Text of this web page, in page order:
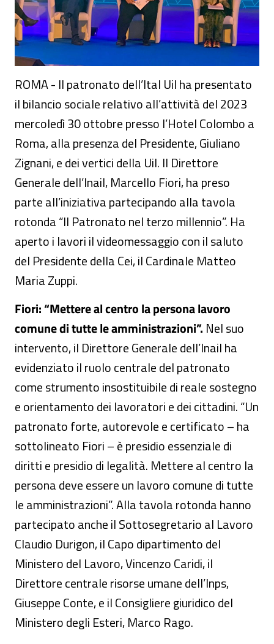
ROMA - Il patronato dell’Ital Uil ha presentato
il bilancio sociale relativo all’attività del 2023
mercoledì 30 ottobre presso l’Hotel Colombo a
Roma, alla presenza del Presidente, Giuliano
Zignani, e dei vertici della Uil. Il Direttore
Generale dell’Inail, Marcello Fiori, ha preso
parte all’iniziativa partecipando alla tavola
rotonda “Il Patronato nel terzo millennio”. Ha
aperto i lavori il videomessaggio con il saluto
del Presidente della Cei, il Cardinale Matteo
Maria Zuppi.
Fiori: “Mettere al centro la persona lavoro
comune di tutte le amministrazioni”. Nel suo
intervento, il Direttore Generale dell’Inail ha
evidenziato il ruolo centrale del patronato
come strumento insostituibile di reale sostegno
e orientamento dei lavoratori e dei cittadini. “Un
patronato forte, autorevole e certificato – ha
sottolineato Fiori – è presidio essenziale di
diritti e presidio di legalità. Mettere al centro la
persona deve essere un lavoro comune di tutte
le amministrazioni”. Alla tavola rotonda hanno
partecipato anche il Sottosegretario al Lavoro
Claudio Durigon, il Capo dipartimento del
Ministero del Lavoro, Vincenzo Caridi, il
Direttore centrale risorse umane dell’Inps,
Giuseppe Conte, e il Consigliere giuridico del
Ministero degli Esteri, Marco Rago.